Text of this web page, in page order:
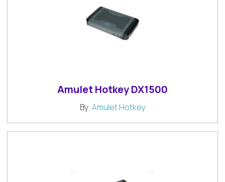
Amulet Hotkey DX1500
By:Amulet Hotkey